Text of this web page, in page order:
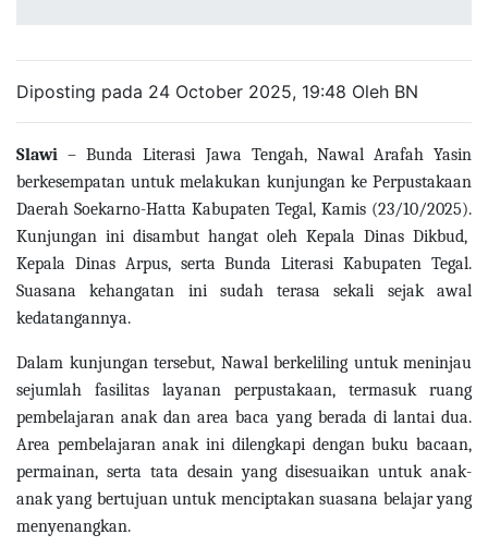
Diposting pada 24 October 2025, 19:48 Oleh BN
Slawi – Bunda Literasi Jawa Tengah, Nawal Arafah Yasin
berkesempatan untuk melakukan kunjungan ke Perpustakaan
Daerah Soekarno-Hatta Kabupaten Tegal, Kamis (23/10/2025).
Kunjungan ini disambut hangat oleh Kepala Dinas Dikbud,
Kepala Dinas Arpus, serta Bunda Literasi Kabupaten Tegal.
Suasana kehangatan ini sudah terasa sekali sejak awal
kedatangannya.
Dalam kunjungan tersebut, Nawal berkeliling untuk meninjau
sejumlah fasilitas layanan perpustakaan, termasuk ruang
pembelajaran anak dan area baca yang berada di lantai dua.
Area pembelajaran anak ini dilengkapi dengan buku bacaan,
permainan, serta tata desain yang disesuaikan untuk anak-
anak yang bertujuan untuk menciptakan suasana belajar yang
menyenangkan.